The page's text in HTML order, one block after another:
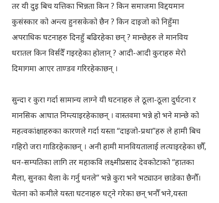
तर यी दुइ बिच यत्तिका भिन्नता किन ? किन समाजमा विद्दयमान
कुसंस्कार को अन्त्य हुनसकेको छैन ? किन दाइजो को निहुँमा
अपराधिक घटनाहरु दिनहुँ बढिरहेका छन् ? मान्छेहरु ले मानविय
धरातल किन विर्सदैँ गइरहेका होलान् ? आदी-आदी कुराहरु मेरो
दिमागमा आएर ताण्डव गरिरहेकाछन् ।
सुन्दा र कुरा गर्दा सामान्य लाग्ने यी घटनाहरु ले ठूला-ठूला दुर्घटना र
मानसिक आघात निम्त्याइरहेकाछन् । वास्तवमा भन्ने हो भने मान्छे को
महत्वकांक्षाहरुका कारणले गर्दा यस्ता “दाइजो-प्रथा”हरु ले हामी बिच
गहिरो जरा गाडिरहेकाछन् । अनी हामी मानवियतालाई लत्याइरहेका छौँ,
धन-सम्पतिका लागि तर महाकवि लक्ष्मीप्रसाद देवकोटाको “हातका
मैला, सुनका थैला के गर्नु धनले” भन्ने कुरा भने भट्याउन छाडेका छैनौँ।
चेतना को कमीले यस्ता घटनाहरु घट्ने गरेका छन् भनौँ भने,यस्ता